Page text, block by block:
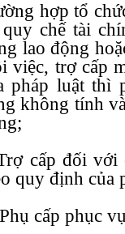
hợp tổ
chế tài
lao động
việc, trợ cấp
pháp luật thì
không tính
cấp đối với
quy định của
cấp phục